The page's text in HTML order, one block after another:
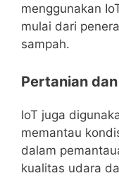
menggunakan
mulai dari
sampah.
Pertanian
IoT juga
memantau
dalam
kualitas udara